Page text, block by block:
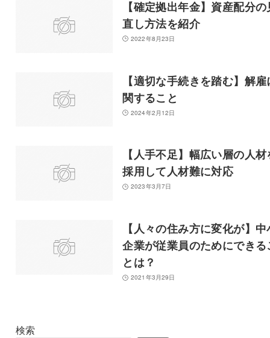
【確定拠出年金】資産配分の
直し方法を紹介
2022年8月23日
【適切な手続きを踏む】解雇
関すること
2024年2月12日
【人手不足】幅広い層の人材
採用して人材難に対応
2023年3月7日
【人々の住み方に変化が】中
企業が従業員のためにできる
とは？
2021年3月29日
検索